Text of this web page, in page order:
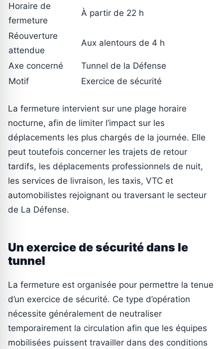
Horaire de
fermeture
À partir de 22 h
Réouverture
attendue
Aux alentours de 4 h
Axe concerné
Tunnel de la Défense
Motif
Exercice de sécurité
La fermeture intervient sur une plage horaire
nocturne, afin de limiter l’impact sur les
déplacements les plus chargés de la journée. Elle
peut toutefois concerner les trajets de retour
tardifs, les déplacements professionnels de nuit,
les services de livraison, les taxis, VTC et
automobilistes rejoignant ou traversant le secteur
de La Défense.
Un exercice de sécurité dans le
tunnel
La fermeture est organisée pour permettre la tenue
d’un exercice de sécurité. Ce type d’opération
nécessite généralement de neutraliser
temporairement la circulation afin que les équipes
mobilisées puissent travailler dans des conditions